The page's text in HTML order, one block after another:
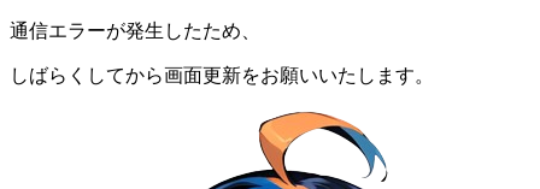
通信エラーが発生したため、
しばらくしてから画面更新をお願いいたします。